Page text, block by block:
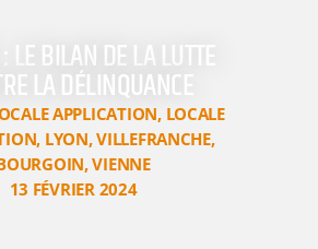
LE BILAN DE LA LUTTE
LA DÉLINQUANCE
APPLICATION, LOCALE
, LYON,VILLEFRANCHE,
,VIENNE
13 FÉVRIER 2024